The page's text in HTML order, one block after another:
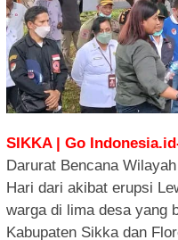
SIKKA | Go
Darurat Bencana
Hari dari akibat erupsi
warga di lima desa yang
Kabupaten Sikka dan